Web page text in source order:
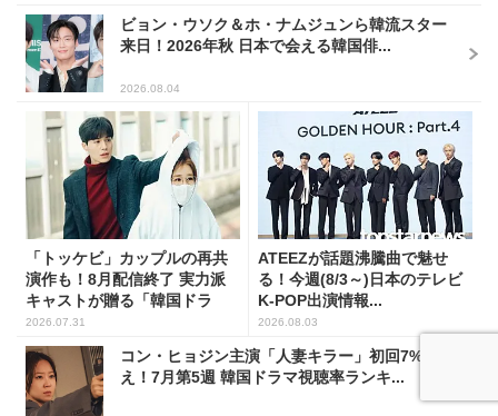
ビョン・ウソク＆ホ・ナムジュンら韓流スター
来日！2026年秋 日本で会える韓国俳...
2026.08.04
「トッケビ」カップルの再共
演作も！8月配信終了 実力派
キャストが贈る「韓国ドラ
マ...
2026.07.31
ATEEZが話題沸騰曲で魅せ
る！今週(8/3～)日本のテレビ
K-POP出演情報...
2026.08.03
コン・ヒョジン主演「人妻キラー」初回7%超
え！7月第5週 韓国ドラマ視聴率ランキ...